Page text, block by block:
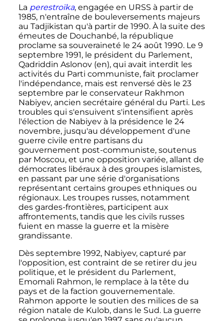
La perestroïka, engagée en URSS à partir de
1985, n'entraîne de bouleversements majeurs
au Tadjikistan qu'à partir de 1990. À la suite des
émeutes de Douchanbé, la république
proclame sa souveraineté le 24 août 1990. Le 9
septembre 1991, le président du Parlement,
Qadriddin Aslonov (en), qui avait interdit les
activités du Parti communiste, fait proclamer
l'indépendance, mais est renversé dès le 23
septembre par le conservateur Rakhmon
Nabiyev, ancien secrétaire général du Parti. Les
troubles qui s'ensuivent s'intensifient après
l'élection de Nabiyev à la présidence le 24
novembre, jusqu'au développement d'une
guerre civile entre partisans du
gouvernement post-communiste, soutenus
par Moscou, et une opposition variée, allant de
démocrates libéraux à des groupes islamistes,
en passant par une série d'organisations
représentant certains groupes ethniques ou
régionaux. Les troupes russes, notamment
des gardes-frontières, participent aux
affrontements, tandis que les civils russes
fuient en masse la guerre et la misère
grandissante.
Dès septembre 1992, Nabiyev, capturé par
l'opposition, est contraint de se retirer du jeu
politique, et le président du Parlement,
Emomali Rahmon, le remplace à la tête du
pays et de la faction gouvernementale.
Rahmon apporte le soutien des milices de sa
région natale de Kulob, dans le Sud. La guerre